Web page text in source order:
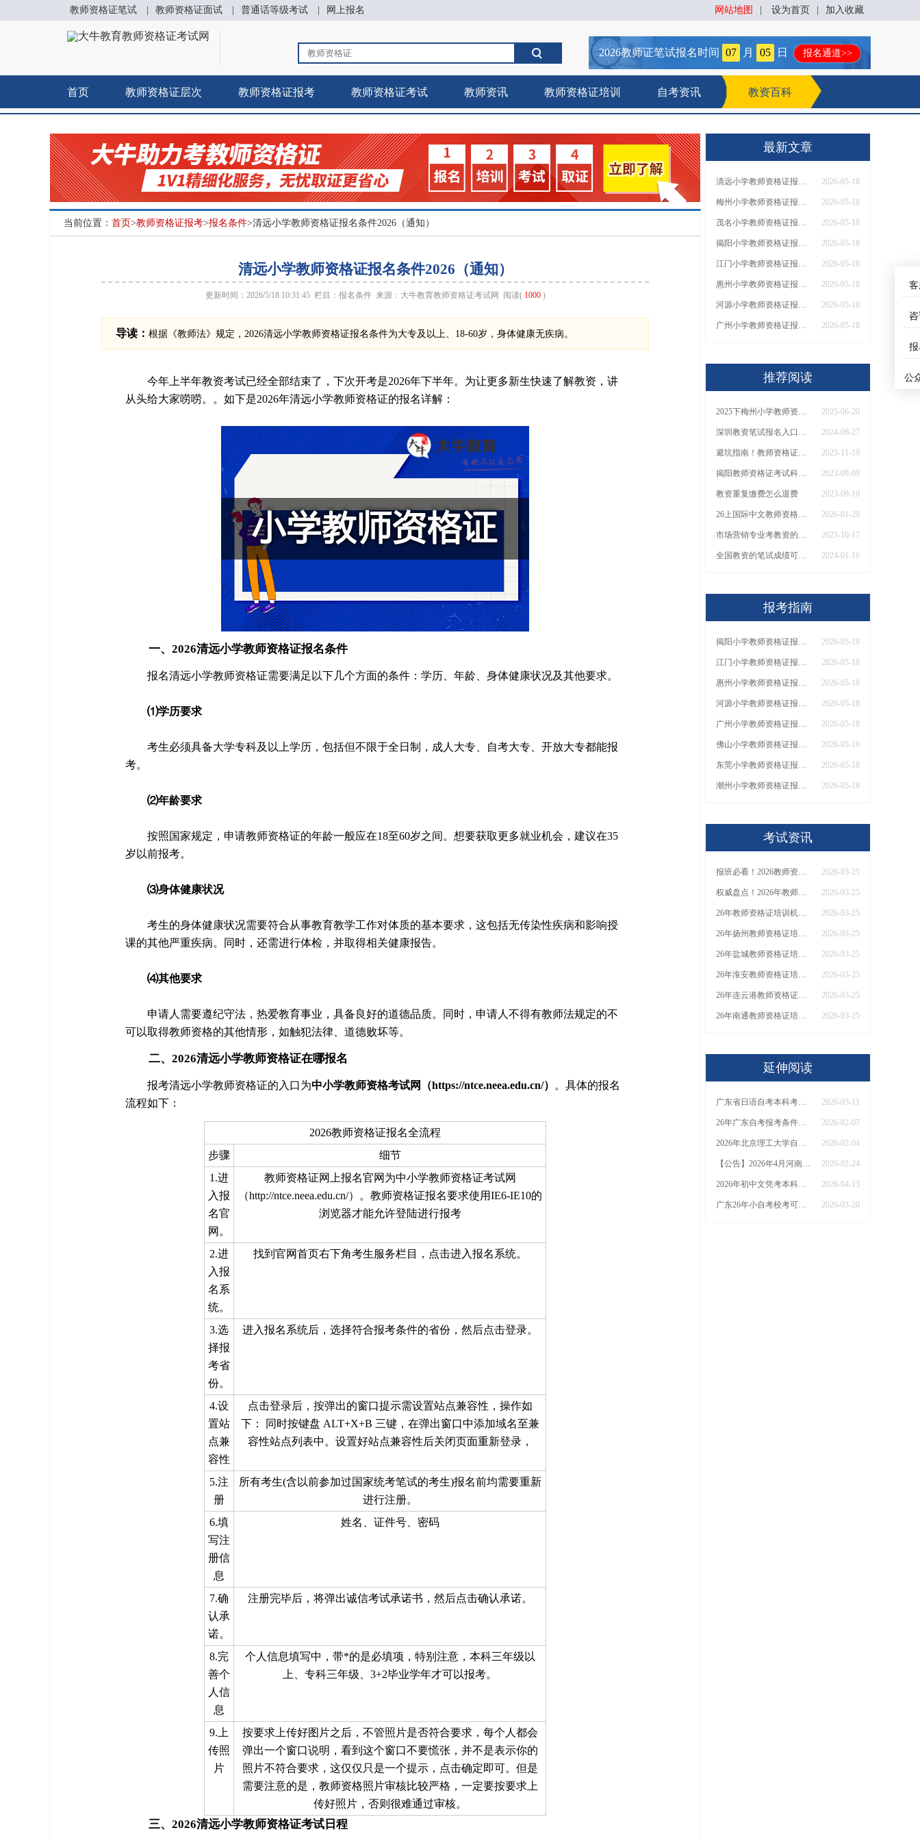
教师资格证笔试 教师资格证面试 普通话等级考试 网上报名 网站地图 设为首页 加入收藏
2026教师证笔试报名时间 07 月 05 日 报名通道>>
首页 教师资格证层次 教师资格证报考 教师资格证考试 教师资讯 教师资格证培训 自考资讯 教资百科
当前位置： 首页>教师资格证报考>报名条件>清远小学教师资格证报名条件2026（通知）
清远小学教师资格证报名条件2026（通知）
更新时间：2026/5/18 10:31:45 栏目： 报名条件来源： 大牛教育教师资格证考试网 阅读( 1000 )
导读： 根据《教师法》规定，2026清远小学教师资格证报名条件为大专及以上、18-60岁，身体健康无疾病。
今年上半年教资考试已经全部结束了，下次开考是2026年下半年。为让更多新生快速了解教资，讲
从头给大家唠唠。。如下是2026年清远小学教师资格证的报名详解：
一、2026清远小学教师资格证报名条件
报名清远小学教师资格证需要满足以下几个方面的条件：学历、年龄、身体健康状况及其他要求。
⑴学历要求
考生必须具备大学专科及以上学历，包括但不限于全日制，成人大专、自考大专、开放大专都能报
考。
⑵年龄要求
按照国家规定，申请教师资格证的年龄一般应在18至60岁之间。想要获取更多就业机会，建议在35
岁以前报考。
⑶身体健康状况
考生的身体健康状况需要符合从事教育教学工作对体质的基本要求，这包括无传染性疾病和影响授
课的其他严重疾病。同时，还需进行体检，并取得相关健康报告。
⑷其他要求
申请人需要遵纪守法，热爱教育事业，具备良好的道德品质。同时，申请人不得有教师法规定的不
可以取得教师资格的其他情形，如触犯法律、道德败坏等。
二、2026清远小学教师资格证在哪报名
报考清远小学教师资格证的入口为中小学教师资格考试网（https://ntce.neea.edu.cn/）
。具体的报名
流程如下：
2026教师资格证报名全流程
步骤
细节
1.进
入报
名官
网。
教师资格证网上报名官网为中小学教师资格证考试网
（http://ntce.neea.edu.cn/）。教师资格证报名要求使用IE6-IE10的
浏览器才能允许登陆进行报考
2.进
入报
名系
统。
找到官网首页右下角考生服务栏目，点击进入报名系统。
3.选
择报
考省
份。
进入报名系统后，选择符合报考条件的省份，然后点击登录。
4.设
置站
点兼
容性
点击登录后，按弹出的窗口提示需设置站点兼容性，操作如
下： 同时按键盘 ALT+X+B 三键，在弹出窗口中添加域名至兼
容性站点列表中。设置好站点兼容性后关闭页面重新登录，
5.注
册
所有考生(含以前参加过国家统考笔试的考生)报名前均需要重新
进行注册。
6.填
写注
册信
息
姓名、证件号、密码
7.确
认承
诺。
注册完毕后，将弹出诚信考试承诺书，然后点击确认承诺。
8.完
善个
人信
息
个人信息填写中，带*的是必填项，特别注意，本科三年级以
上、专科三年级、3+2毕业学年才可以报考。
9.上
传照
片
按要求上传好图片之后，不管照片是否符合要求，每个人都会
弹出一个窗口说明，看到这个窗口不要慌张，并不是表示你的
照片不符合要求，这仅仅只是一个提示，点击确定即可。但是
需要注意的是，教师资格照片审核比较严格，一定要按要求上
传好照片，否则很难通过审核。
三、2026清远小学教师资格证考试日程
最新文章
清远小学教师资格证报名条件2026（通知） 2026-05-18
梅州小学教师资格证报名条件2026（通知） 2026-05-18
茂名小学教师资格证报名条件2026（通知） 2026-05-18
揭阳小学教师资格证报名条件2026（通知） 2026-05-18
江门小学教师资格证报名条件2026（通知） 2026-05-18
惠州小学教师资格证报名条件2026（通知） 2026-05-18
河源小学教师资格证报名条件2026（通知） 2026-05-18
广州小学教师资格证报名条件2026（通知） 2026-05-18
推荐阅读
2025下梅州小学教师资格证面试日程表出炉（考试当天） 2025-06-20
深圳教资笔试报名入口是哪一个？ 2024-06-27
避坑指南！教师资格证要考哪些科目？附选科建议+备考课程推荐 2025-11-19
揭阳教师资格证考试科目详解 2023-09-09
教资重复缴费怎么退费 2023-09-10
26上国际中文教师资格证报名进行中（+条件） 2026-01-29
市场营销专业考教资的对口学科是哪些？ 2023-10-17
全国教资的笔试成绩可以保留几年吗？ 2024-01-16
报考指南
揭阳小学教师资格证报名条件2026（通知） 2026-05-18
江门小学教师资格证报名条件2026（通知） 2026-05-18
惠州小学教师资格证报名条件2026（通知） 2026-05-18
河源小学教师资格证报名条件2026（通知） 2026-05-18
广州小学教师资格证报名条件2026（通知） 2026-05-18
佛山小学教师资格证报名条件2026（通知） 2026-05-18
东莞小学教师资格证报名条件2026（通知） 2026-05-18
潮州小学教师资格证报名条件2026（通知） 2026-05-18
考试资讯
报班必看！2026教师资格证报考培训班推荐榜TOP5！ 2026-03-25
权威盘点！2026年教师资格证十大知名机构排名与选择全攻略 2026-03-25
26年教师资格证培训机构哪个好？值得推荐有？ 2026-03-25
26年扬州教师资格证培训机构哪个好？值得推荐有？ 2026-03-25
26年盐城教师资格证培训机构哪个好？值得推荐有？ 2026-03-25
26年淮安教师资格证培训机构哪个好？值得推荐有？ 2026-03-25
26年连云港教师资格证培训机构哪个好？值得推荐有？ 2026-03-25
26年南通教师资格证培训机构哪个好？值得推荐有？ 2026-03-25
延伸阅读
广东省日语自考本科考哪几门？26年考几次？ 2026-03-11
26年广东自考报考条件与要求 附2026考试日程表 2026-02-07
2026年北京理工大学自考人力资源管理专业（专）考试须知：科目+入口+费用 2026-02-04
【公告】2026年4月河南自学考试于4月11-12日举行 2026-02-24
2026年初中文凭考本科需要什么要求和条件？学历提升渠道有？ 2026-04-13
广东26年小自考校考可以免考吗？难度怎样？ 2026-03-20
公